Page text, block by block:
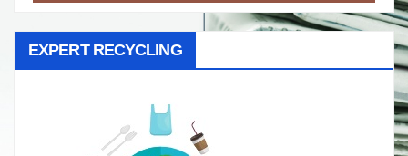
EXPERT RECYCLING